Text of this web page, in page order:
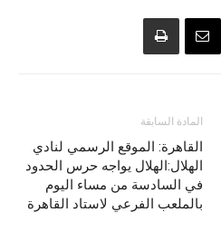
المادة السابقة
القاهرة: الموقع الرسمي لنادي
الهلال:الهلال يواجه حرس الحدود
في السادسة من مساء اليوم
بالملعب الفرعي لاستاد القاهرة